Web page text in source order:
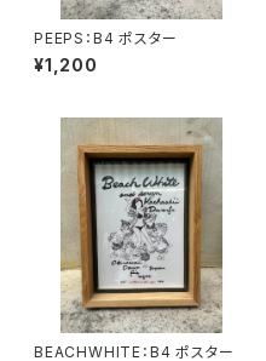
PEEPS：B4 ポスター
¥1,200
BEACHWHITE：B4 ポスター